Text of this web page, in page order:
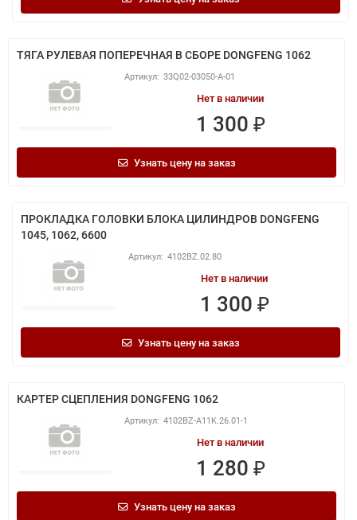
ТЯГА РУЛЕВАЯ ПОПЕРЕЧНАЯ В СБОРЕ DONGFENG 1062
33Q02-03050-A-01
Нет в наличии
1 300 ₽
Узнать цену на заказ
ПРОКЛАДКА ГОЛОВКИ БЛОКА ЦИЛИНДРОВ DONGFENG
1045, 1062, 6600
4102BZ.02.80
Нет в наличии
1 300 ₽
Узнать цену на заказ
КАРТЕР СЦЕПЛЕНИЯ DONGFENG 1062
4102BZ-A11K.26.01-1
Нет в наличии
1 280 ₽
Узнать цену на заказ